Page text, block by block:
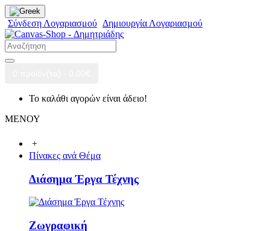
Σύνδεση Λογαριασμού Δημιουργία Λογαριασμού
Το καλάθι αγορών είναι άδειο!
ΜΕΝΟΥ
+
Πίνακες ανά Θέμα
Διάσημα Έργα Τέχνης
Ζωγραφική